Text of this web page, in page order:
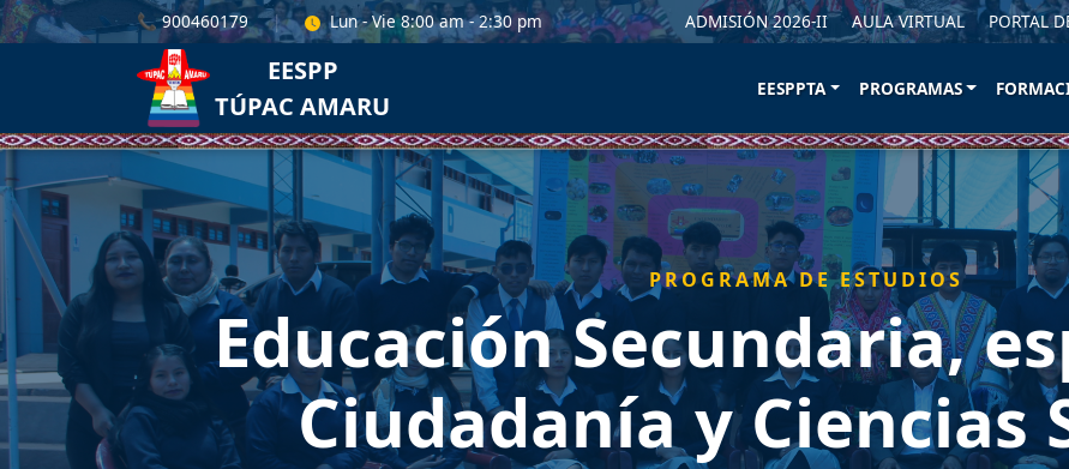
📞 900460179 | Lun - Vie 8:00 am - 2:30 pm ADMISIÓN 2026-II AULA VIRTUAL PORTAL
EESPP
TÚPAC AMARU
EESPPTA PROGRAMAS
PROGRAMA DE ESTUDIOS
Educación Secundaria,
Ciudadanía y Ciencias